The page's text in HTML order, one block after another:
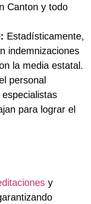
Canton y todo
Estadísticamente,
indemnizaciones
la media estatal.
personal
para lograr el
y